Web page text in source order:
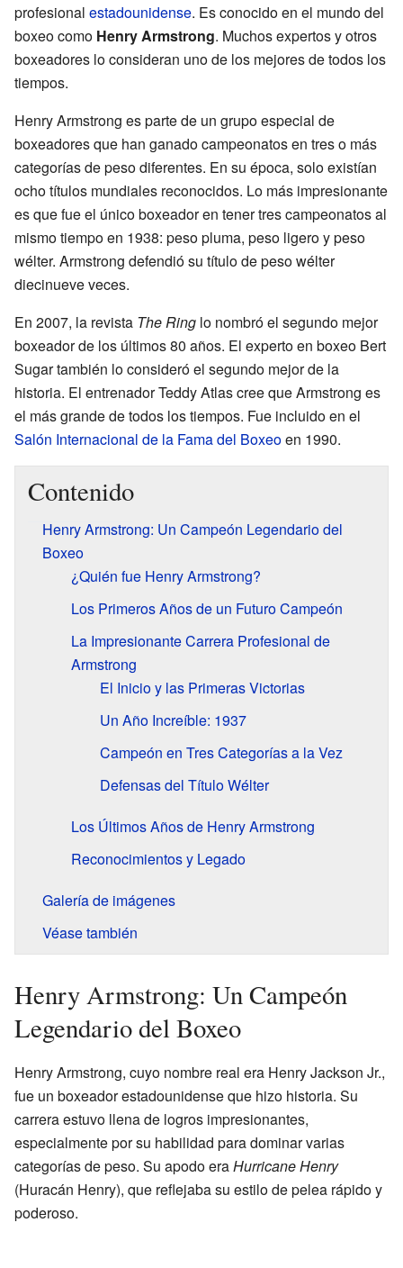
profesional estadounidense. Es conocido en el mundo del
boxeo como Henry Armstrong. Muchos expertos y otros
boxeadores lo consideran uno de los mejores de todos los
tiempos.
Henry Armstrong es parte de un grupo especial de
boxeadores que han ganado campeonatos en tres o más
categorías de peso diferentes. En su época, solo existían
ocho títulos mundiales reconocidos. Lo más impresionante
es que fue el único boxeador en tener tres campeonatos al
mismo tiempo en 1938: peso pluma, peso ligero y peso
wélter. Armstrong defendió su título de peso wélter
diecinueve veces.
En 2007, la revista The Ring lo nombró el segundo mejor
boxeador de los últimos 80 años. El experto en boxeo Bert
Sugar también lo consideró el segundo mejor de la
historia. El entrenador Teddy Atlas cree que Armstrong es
el más grande de todos los tiempos. Fue incluido en el
Salón Internacional de la Fama del Boxeoen 1990.
Contenido
Henry Armstrong: Un Campeón Legendario del
Boxeo
¿Quién fue Henry Armstrong?
Los Primeros Años de un Futuro Campeón
La Impresionante Carrera Profesional de
Armstrong
El Inicio y las Primeras Victorias
Un Año Increíble: 1937
Campeón en Tres Categorías a la Vez
Defensas del Título Wélter
Los Últimos Años de Henry Armstrong
Reconocimientos y Legado
Galería de imágenes
Véase también
Henry Armstrong: Un Campeón
Legendario del Boxeo
Henry Armstrong, cuyo nombre real era Henry Jackson Jr.,
fue un boxeador estadounidense que hizo historia. Su
carrera estuvo llena de logros impresionantes,
especialmente por su habilidad para dominar varias
categorías de peso. Su apodo eraHurricane Henry
(Huracán Henry), que reflejaba su estilo de pelea rápido y
poderoso.